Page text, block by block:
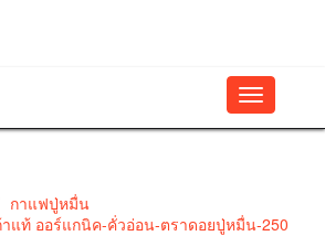
Toggle
navigation
กาแฟปู่หมื่น
แท้ ออร์แกนิค-คั่วอ่อน-ตราดอยปู่หมื่น-250